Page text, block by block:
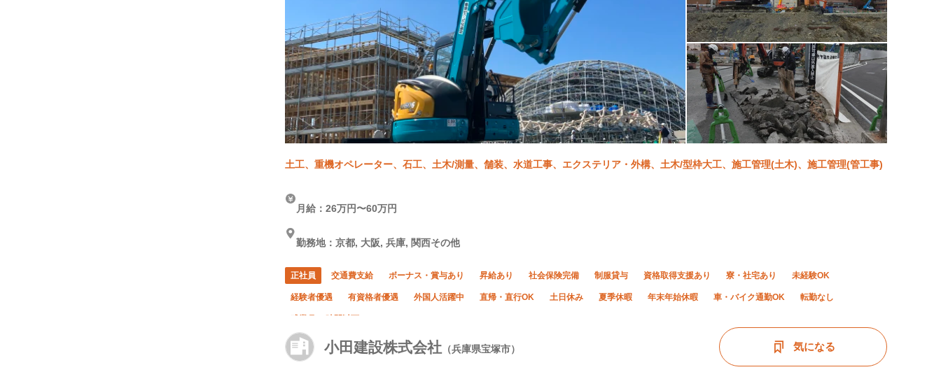
土工、重機オペレーター、石工、土木/測量、舗装、水道工事、エクステリア・外構、土木/型枠大工、施工管理(土木)、施工管理(管工事)
小田建設株式会社 （兵庫県宝塚市）
月給：26万円〜60万円
勤務地：京都, 大阪, 兵庫, 関西その他
正社員 交通費支給 ボーナス・賞与あり 昇給あり 社会保険完備 制服貸与 資格取得支援あり 寮・社宅あり 未経験OK
経験者優遇 有資格者優遇 外国人活躍中 直帰・直行OK 土日休み 夏季休暇 年末年始休暇 車・バイク通勤OK 転勤なし
気になる